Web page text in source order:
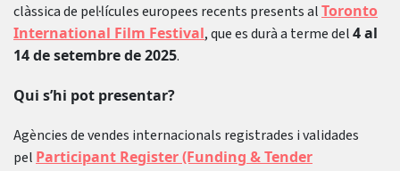
clàssica de pel·lícules europees recents presents alToronto
International Film Festival, que es durà a terme del4 al
14 de setembre de 2025.
Qui s’hi pot presentar?
Agències de vendes internacionals registrades i validades
pel Participant Register (Funding & Tender